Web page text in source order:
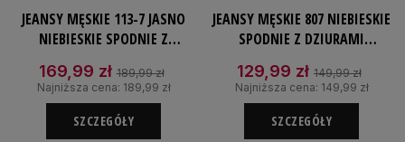
JEANSY MĘSKIE 113-7 JASNO
NIEBIESKIE SPODNIE Z
169,99 zł 189,99 zł
Najniższa cena: 189,99 zł
SZCZEGÓŁY
JEANSY MĘSKIE 807 NIEBIESKIE
SPODNIE Z DZIURAMI
129,99 zł 149,99 zł
Najniższa cena: 149,99 zł
SZCZEGÓŁY